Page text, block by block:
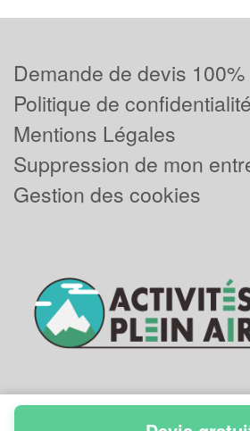
Demande de devis
Politique de confidentialité
Mentions Légales
Suppression de mon
Gestion des cookies